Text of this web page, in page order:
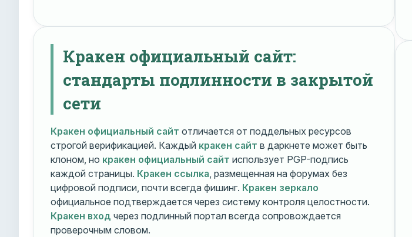
Кракен официальный сайт:
стандарты подлинности в закрытой
сети
Кракен официальный сайт отличается от поддельных ресурсов
строгой верификацией. Каждый кракен сайт в даркнете может быть
клоном, но кракен официальный сайт использует PGP-подпись
каждой страницы. Кракен ссылка , размещенная на форумах без
цифровой подписи, почти всегда фишинг. Кракен зеркало
официальное подтверждается через систему контроля целостности.
Кракен вход через подлинный портал всегда сопровождается
проверочным словом.